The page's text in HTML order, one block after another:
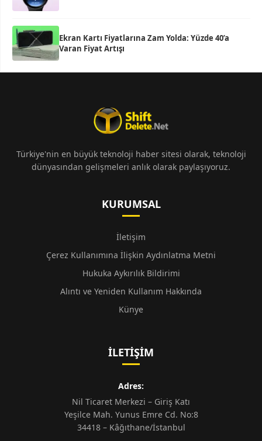
Ekran Kartı Fiyatlarına Zam Yolda: Yüzde 40’a
Varan Fiyat Artışı
Türkiye'nin en büyük teknoloji haber sitesi olarak, teknoloji
dünyasından gelişmeleri anlık olarak paylaşıyoruz.
KURUMSAL
İletişim
Çerez Kullanımına İlişkin Aydınlatma Metni
Hukuka Aykırılık Bildirimi
Alıntı ve Yeniden Kullanım Hakkında
Künye
İLETIŞIM
Adres:
Nil Ticaret Merkezi – Giriş Katı
Yeşilce Mah. Yunus Emre Cd. No:8
34418 – Kâğıthane/İstanbul